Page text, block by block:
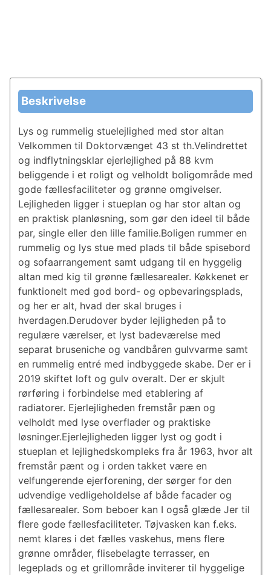
Beskrivelse
Lys og rummelig stuelejlighed med stor altan
Velkommen til Doktorvænget 43 st th.Velindrettet
og indflytningsklar ejerlejlighed på 88 kvm
beliggende i et roligt og velholdt boligområde med
gode fællesfaciliteter og grønne omgivelser.
Lejligheden ligger i stueplan og har stor altan og
en praktisk planløsning, som gør den ideel til både
par, single eller den lille familie.Boligen rummer en
rummelig og lys stue med plads til både spisebord
og sofaarrangement samt udgang til en hyggelig
altan med kig til grønne fællesarealer. Køkkenet er
funktionelt med god bord- og opbevaringsplads,
og her er alt, hvad der skal bruges i
hverdagen.Derudover byder lejligheden på to
regulære værelser, et lyst badeværelse med
separat bruseniche og vandbåren gulvvarme samt
en rummelig entré med indbyggede skabe. Der er i
2019 skiftet loft og gulv overalt. Der er skjult
rørføring i forbindelse med etablering af
radiatorer. Ejerlejligheden fremstår pæn og
velholdt med lyse overflader og praktiske
løsninger.Ejerlejligheden ligger lyst og godt i
stueplan et lejlighedskompleks fra år 1963, hvor alt
fremstår pænt og i orden takket være en
velfungerende ejerforening, der sørger for den
udvendige vedligeholdelse af både facader og
fællesarealer. Som beboer kan I også glæde Jer til
flere gode fællesfaciliteter. Tøjvasken kan f.eks.
nemt klares i det fælles vaskehus, mens flere
grønne områder, flisebelagte terrasser, en
legeplads og et grillområde inviterer til hyggelige